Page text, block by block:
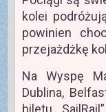
kolei
powinien
przejażdżkę
Na Wyspę
Dublina,